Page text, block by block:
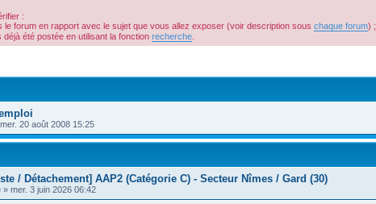
:
le forum en rapport avec le sujet que vous allez exposer (voir description sous chaque forum) ;
été postée en utilisant la fonction recherche
mer. 20 août 2008 15:25
/ Détachement] AAP2 (Catégorie C) - Secteur Nîmes / Gard (30)
» mer. 3 juin 2026 06:42